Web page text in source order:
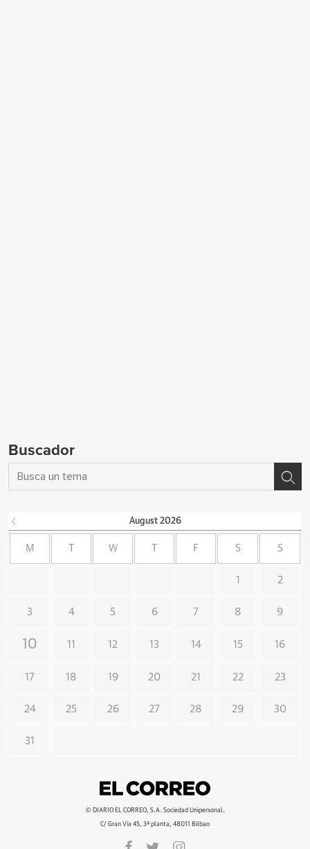
Buscador
August 2026
M W F S S
1 2
3 4 5 6 7 8 9
10 11 12 13 14 15 16
17 18 19 20 21 22 23
24 25 26 27 28 29 30
31
© DIARIO EL CORREO, S.A. Sociedad Unipersonal.
C/ Gran Vía 45, 3ª planta, 48011 Bilbao